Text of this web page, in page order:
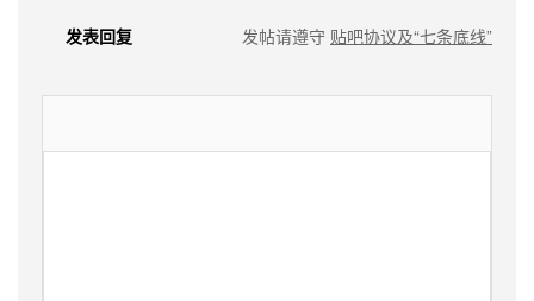
发表回复 发帖请遵守 贴吧协议及“七条底线”